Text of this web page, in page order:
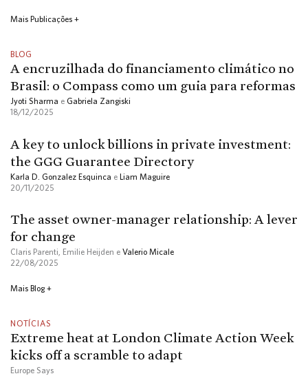
Mais Publicações +
BLOG
A encruzilhada do financiamento climático no
Brasil: o Compass como um guia para reformas
Jyoti Sharma e Gabriela Zangiski
18/12/2025
A key to unlock billions in private investment:
the GGG Guarantee Directory
Karla D. Gonzalez Esquinca e Liam Maguire
20/11/2025
The asset owner-manager relationship: A lever
for change
Claris Parenti, Emilie Heijden e Valerio Micale
22/08/2025
Mais Blog +
NOTÍCIAS
Extreme heat at London Climate Action Week
kicks off a scramble to adapt
Europe Says